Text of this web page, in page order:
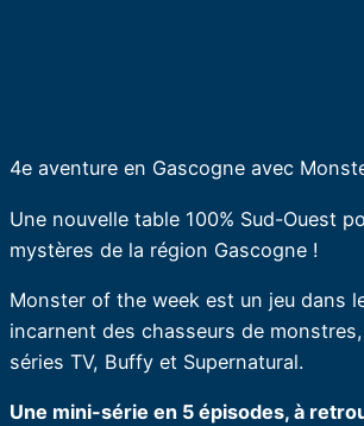
4e aventure en Gascogne avec
Une nouvelle table 100% Sud-Ouest
mystères de la région Gascogne !
Monster of the week est un jeu dans
incarnent des chasseurs de
séries TV, Buffy et Supernatural.
Une mini-série en 5 épisodes, à